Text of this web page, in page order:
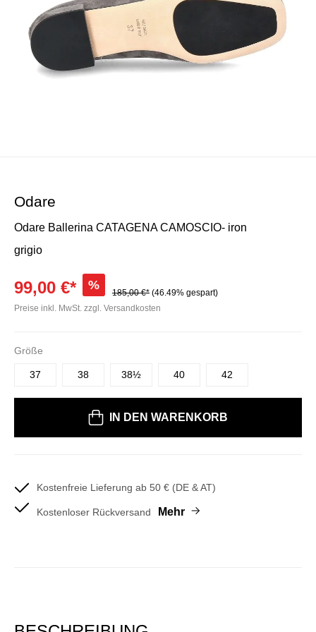
Odare
Odare Ballerina CATAGENA CAMOSCIO- iron
grigio
99,00 €* %
185,00 €* (46.49% gespart)
Preise inkl. MwSt. zzgl. Versandkosten
Größe
37 38 38½ 40 42
IN DEN WARENKORB
Kostenfreie Lieferung ab 50 € (DE & AT)
Kostenloser Rückversand Mehr